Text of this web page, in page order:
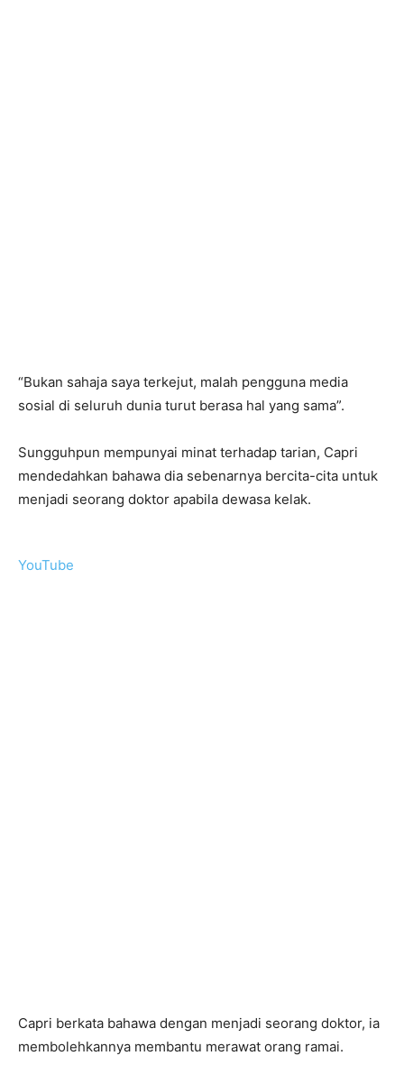
“Bukan sahaja saya terkejut, malah pengguna media
sosial di seluruh dunia turut berasa hal yang sama”.
Sungguhpun mempunyai minat terhadap tarian, Capri
mendedahkan bahawa dia sebenarnya bercita-cita untuk
menjadi seorang doktor apabila dewasa kelak.
YouTube
Capri berkata bahawa dengan menjadi seorang doktor, ia
membolehkannya membantu merawat orang ramai.